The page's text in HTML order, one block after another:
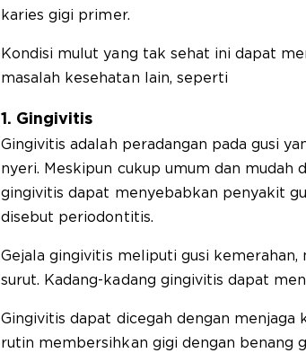
karies gigi primer.
Kondisi mulut yang tak sehat ini dapat
masalah kesehatan lain, seperti
1. Gingivitis
Gingivitis adalah peradangan pada gusi
nyeri. Meskipun cukup umum dan mudah
gingivitis dapat menyebabkan penyakit
disebut periodontitis.
Gejala gingivitis meliputi gusi kemerahan,
surut. Kadang-kadang gingivitis dapat
Gingivitis dapat dicegah dengan menjaga
rutin membersihkan gigi dengan benang